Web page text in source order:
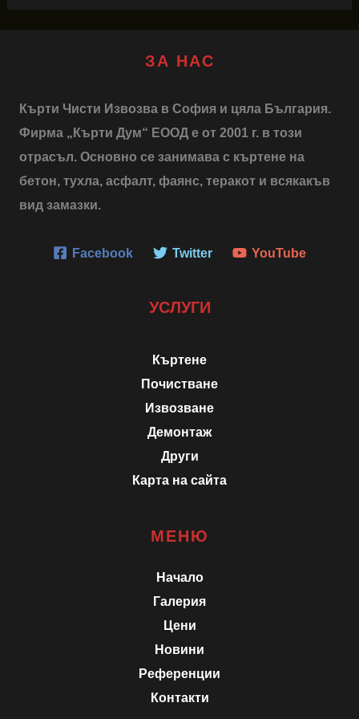
ЗА НАС
Кърти Чисти Извозва в София и цяла България.
Фирма „Кърти Дум“ ЕООД е от 2001 г. в този
отрасъл. Основно се занимава с къртене на
бетон, тухла, асфалт, фаянс, теракот и всякакъв
вид замазки.
Facebook Twitter YouTube
УСЛУГИ
Къртене
Почистване
Извозване
Демонтаж
Други
Карта на сайта
МЕНЮ
Начало
Галерия
Цени
Новини
Референции
Контакти